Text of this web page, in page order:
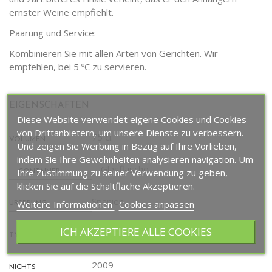
ernster Weine empfiehlt.
Paarung und Service:
Kombinieren Sie mit allen Arten von Gerichten. Wir
empfehlen, bei 5 ºC zu servieren.
75 cl.
CONTAINER Glasflasche
URSPRUNG Spanien
Sekt
NICHTS 2009
Diese Website verwendet eigene Cookies und Cookies
von Drittanbietern, um unsere Dienste zu verbessern.
Und zeigen Sie Werbung in Bezug auf Ihre Vorlieben,
indem Sie Ihre Gewohnheiten analysieren navigation. Um
Ihre Zustimmung zu seiner Verwendung zu geben,
klicken Sie auf die Schaltfläche Akzeptieren.
Weitere Informationen Cookies anpassen
ICH AKZEPTIERE ALLE COOKIES